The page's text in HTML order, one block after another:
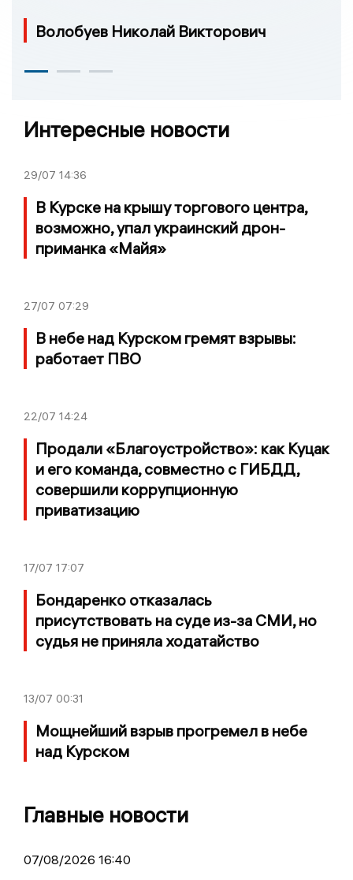
Волобуев Николай Викторович
Интересные новости
29/07 14:36
В Курске на крышу торгового центра,
возможно, упал украинский дрон-
приманка «Майя»
27/07 07:29
В небе над Курском гремят взрывы:
работает ПВО
22/07 14:24
Продали «Благоустройство»: как Куцак
и его команда, совместно с ГИБДД,
совершили коррупционную
приватизацию
17/07 17:07
Бондаренко отказалась
присутствовать на суде из-за СМИ, но
судья не приняла ходатайство
13/07 00:31
Мощнейший взрыв прогремел в небе
над Курском
Главные новости
07/08/2026 16:40